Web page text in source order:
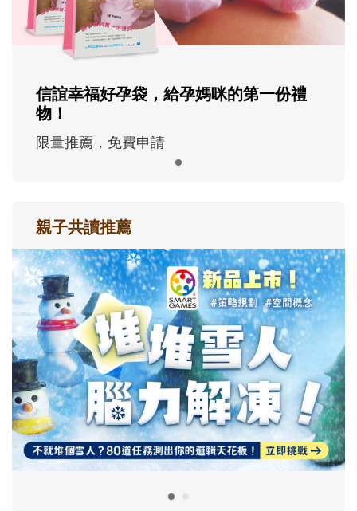
信誼幸福好孕袋，給孕媽咪的第一份禮
物！
限量推薦，免費申請
親子共讀推薦
最新活動